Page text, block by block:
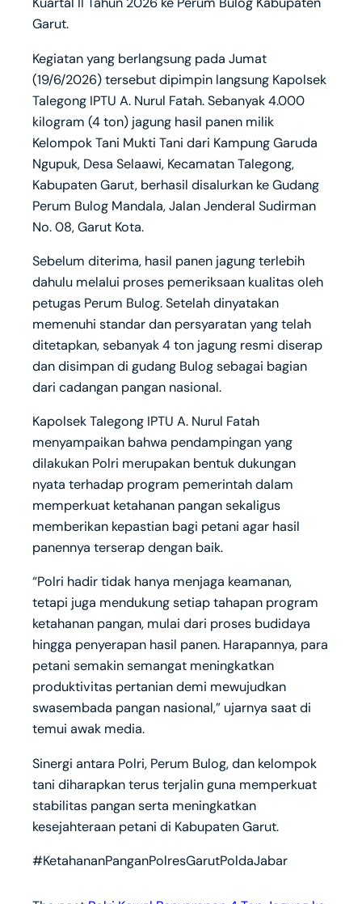
Garut.
Kegiatan yang berlangsung pada Jumat
(19/6/2026) tersebut dipimpin langsung Kapolsek
Talegong IPTU A. Nurul Fatah. Sebanyak 4.000
kilogram (4 ton) jagung hasil panen milik
Kelompok Tani Mukti Tani dari Kampung Garuda
Ngupuk, Desa Selaawi, Kecamatan Talegong,
Kabupaten Garut, berhasil disalurkan ke Gudang
Perum Bulog Mandala, Jalan Jenderal Sudirman
No. 08, Garut Kota.
Sebelum diterima, hasil panen jagung terlebih
dahulu melalui proses pemeriksaan kualitas oleh
petugas Perum Bulog. Setelah dinyatakan
memenuhi standar dan persyaratan yang telah
ditetapkan, sebanyak 4 ton jagung resmi diserap
dan disimpan di gudang Bulog sebagai bagian
dari cadangan pangan nasional.
Kapolsek Talegong IPTU A. Nurul Fatah
menyampaikan bahwa pendampingan yang
dilakukan Polri merupakan bentuk dukungan
nyata terhadap program pemerintah dalam
memperkuat ketahanan pangan sekaligus
memberikan kepastian bagi petani agar hasil
panennya terserap dengan baik.
“Polri hadir tidak hanya menjaga keamanan,
tetapi juga mendukung setiap tahapan program
ketahanan pangan, mulai dari proses budidaya
hingga penyerapan hasil panen. Harapannya, para
petani semakin semangat meningkatkan
produktivitas pertanian demi mewujudkan
swasembada pangan nasional,” ujarnya saat di
temui awak media.
Sinergi antara Polri, Perum Bulog, dan kelompok
tani diharapkan terus terjalin guna memperkuat
stabilitas pangan serta meningkatkan
kesejahteraan petani di Kabupaten Garut.
#KetahananPanganPolresGarutPoldaJabar